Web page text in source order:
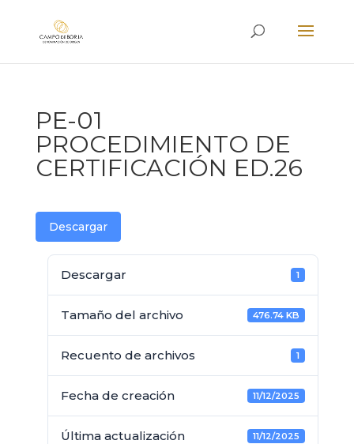
PE-01
PROCEDIMIENTO DE
CERTIFICACIÓN ED.26
Descargar
Descargar 1
Tamaño del archivo 476.74 KB
Recuento de archivos 1
Fecha de creación 11/12/2025
Última actualización 11/12/2025